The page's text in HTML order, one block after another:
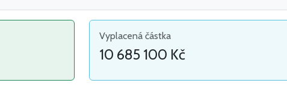
Vyplacená částka
10 685 100 Kč